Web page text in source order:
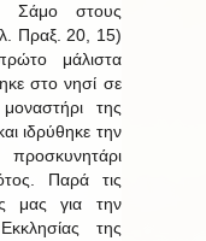
Σάμο στους
Πραξ. 20, 15)
μάλιστα
στο νησί σε
της
ιδρύθηκε την
Παρά τις
μας για την
της